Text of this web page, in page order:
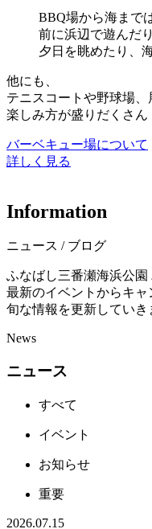
BBQ場から海まで
前に浜辺で遊んだ
夕日を眺めたり、
他にも、
テニスコートや野球場、
楽しみ方が盛りだくさん
バーベキュー場について
詳しく見る
Information
ニュース / ブログ
ふなばし三番瀬海浜公
最新のイベントからキャ
旬な情報を更新していき
News
ニュース
すべて
イベント
お知らせ
重要
2026.07.15